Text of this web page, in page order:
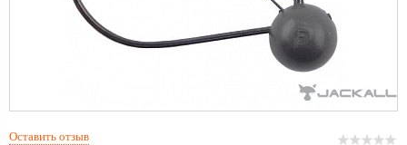
Оставить отзыв